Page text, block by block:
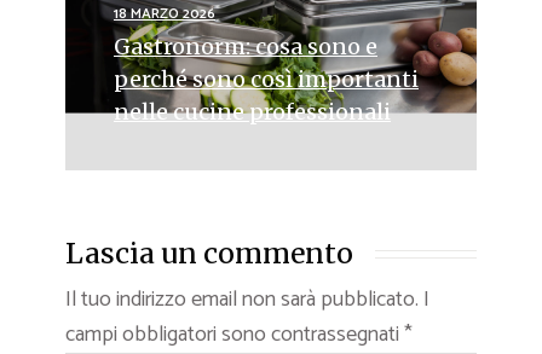
18 MARZO 2026
Gastronorm: cosa sono e
perché sono così importanti
nelle cucine professionali
Lascia un commento
Il tuo indirizzo email non sarà pubblicato. I
campi obbligatori sono contrassegnati*